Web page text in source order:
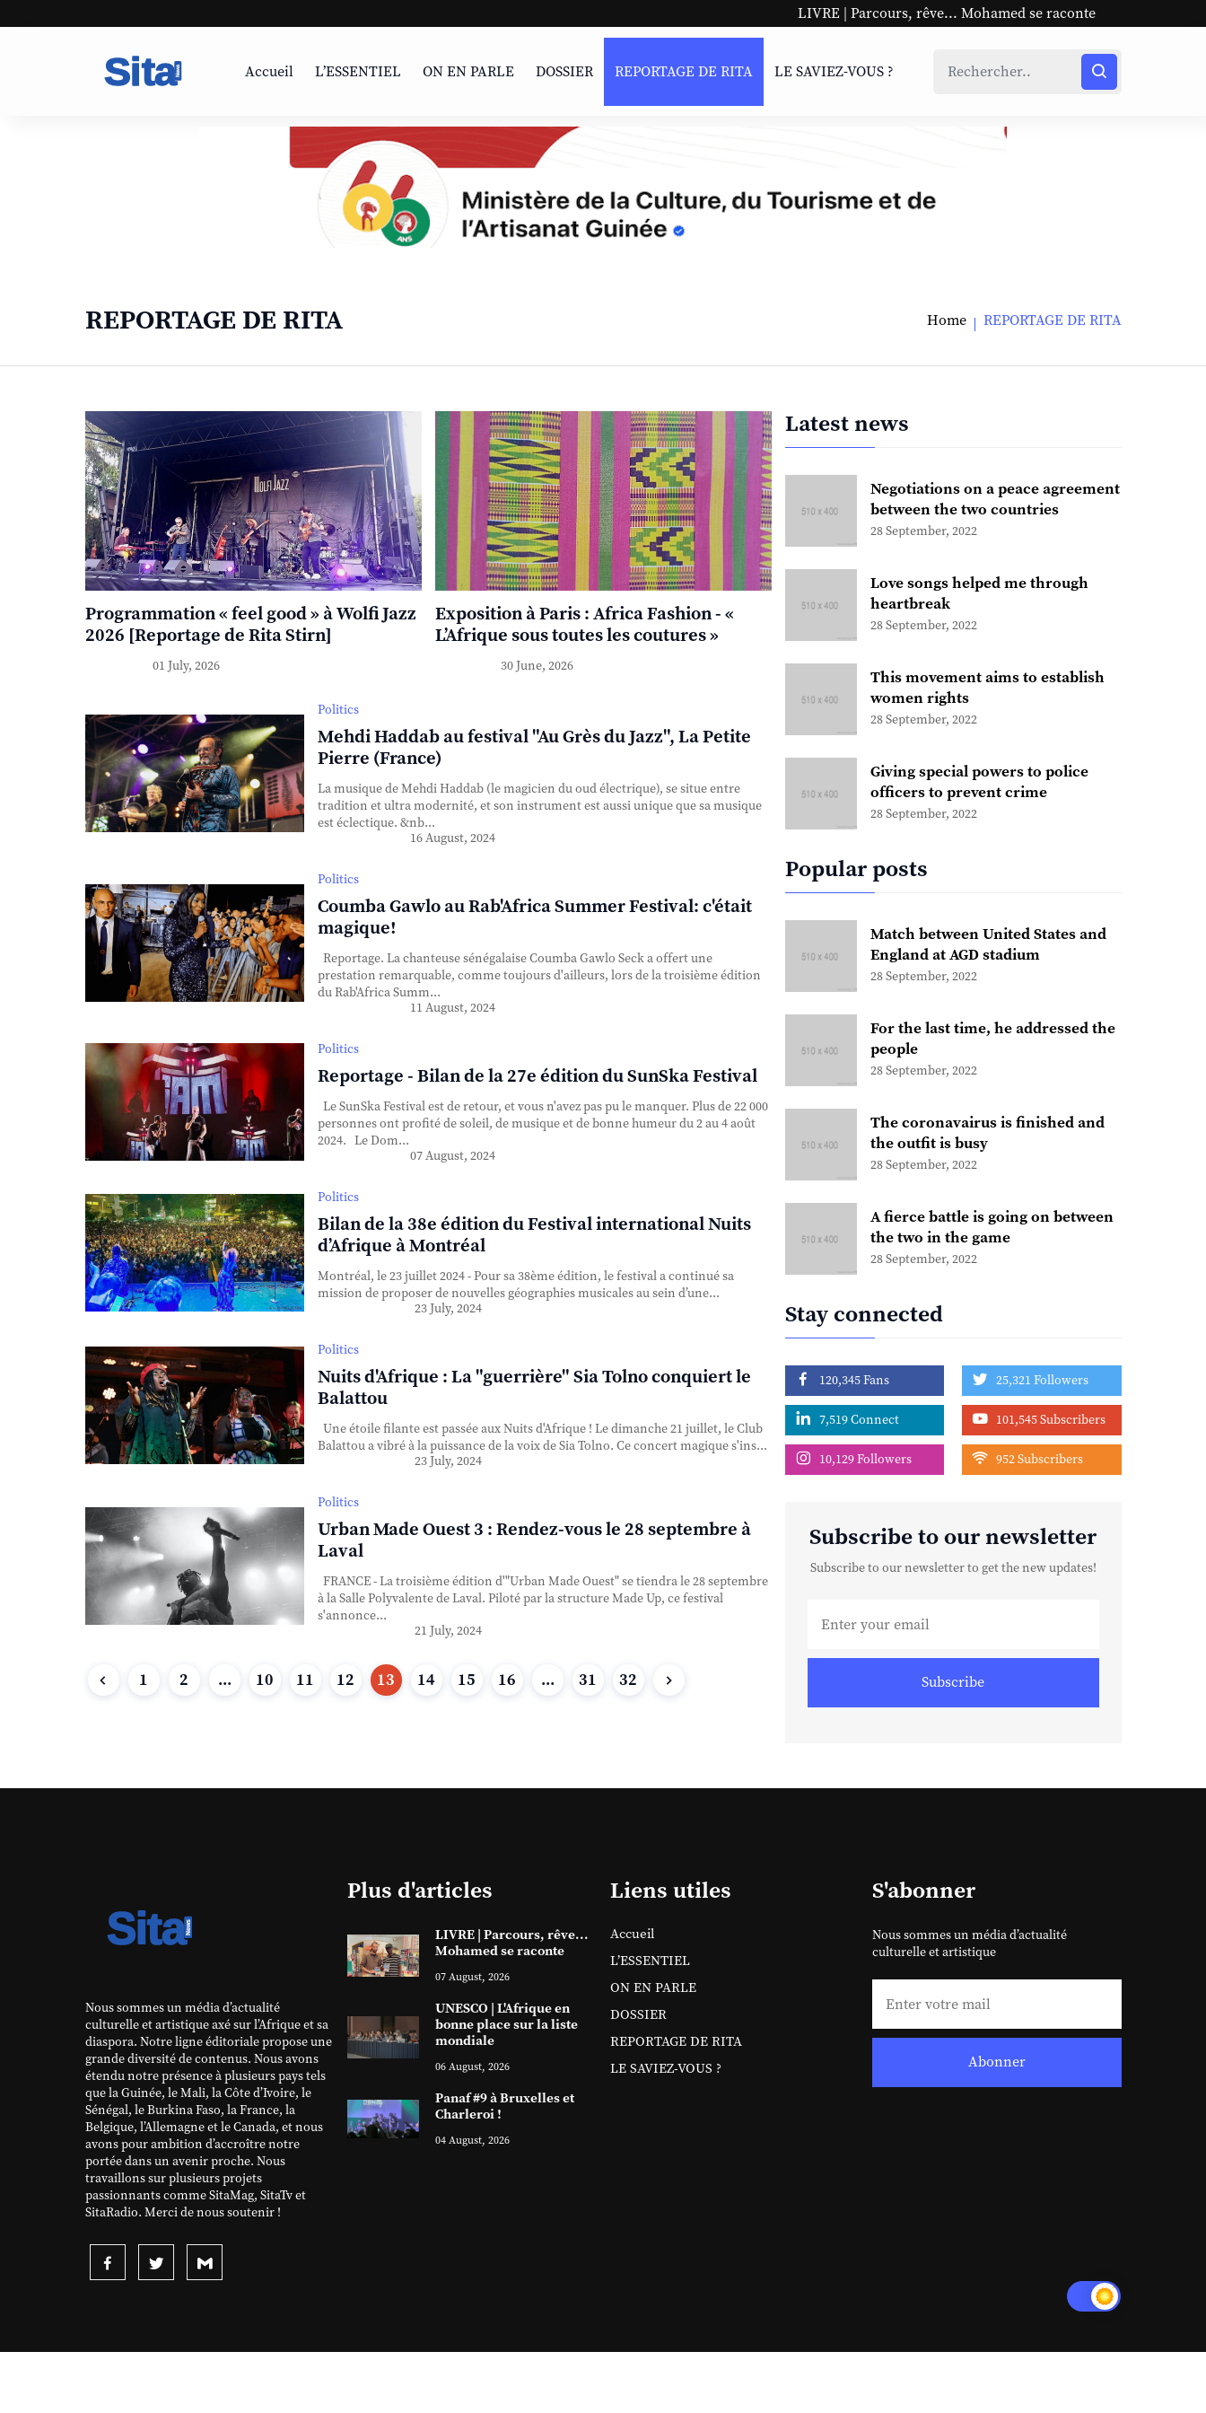
LIVRE | Parcours, rêve... Mohamed se raconte UNESCO |
Accueil L’ESSENTIEL ON EN PARLE DOSSIER REPORTAGE DE RITA LE SAVIEZ-VOUS ?
REPORTAGE DE RITA Home REPORTAGE DE RITA
Programmation « feel good » à Wolfi Jazz
2026 [Reportage de Rita Stirn]
01 July, 2026
Exposition à Paris : Africa Fashion - «
L’Afrique sous toutes les coutures »
30 June, 2026
Politics
Mehdi Haddab au festival "Au Grès du Jazz", La Petite
Pierre (France)
La musique de Mehdi Haddab (le magicien du oud électrique), se situe entre
tradition et ultra modernité, et son instrument est aussi unique que sa musique
est éclectique. &nb...
16 August, 2024
Politics
Coumba Gawlo au Rab'Africa Summer Festival: c'était
magique!
Reportage. La chanteuse sénégalaise Coumba Gawlo Seck a offert une
prestation remarquable, comme toujours d'ailleurs, lors de la troisième édition
du Rab'Africa Summ...
11 August, 2024
Politics
Reportage - Bilan de la 27e édition du SunSka Festival
Le SunSka Festival est de retour, et vous n'avez pas pu le manquer. Plus de 22 000
personnes ont profité de soleil, de musique et de bonne humeur du 2 au 4 août
2024. Le Dom...
07 August, 2024
Politics
Bilan de la 38e édition du Festival international Nuits
d’Afrique à Montréal
Montréal, le 23 juillet 2024 - Pour sa 38ème édition, le festival a continué sa
mission de proposer de nouvelles géographies musicales au sein d’une...
23 July, 2024
Politics
Nuits d'Afrique : La "guerrière" Sia Tolno conquiert le
Balattou
Une étoile filante est passée aux Nuits d'Afrique ! Le dimanche 21 juillet, le Club
Balattou a vibré à la puissance de la voix de Sia Tolno. Ce concert magique s'ins...
23 July, 2024
Politics
Urban Made Ouest 3 : Rendez-vous le 28 septembre à
Laval
FRANCE - La troisième édition d'"Urban Made Ouest" se tiendra le 28 septembre
à la Salle Polyvalente de Laval. Piloté par la structure Made Up, ce festival
s'annonce...
21 July, 2024
1 2 ... 10 11 12 13 14 15 16 ... 31 32
Latest news
Negotiations on a peace agreement
between the two countries
28 September, 2022
Love songs helped me through
heartbreak
28 September, 2022
This movement aims to establish
women rights
28 September, 2022
Giving special powers to police
officers to prevent crime
28 September, 2022
Popular posts
Match between United States and
England at AGD stadium
28 September, 2022
For the last time, he addressed the
people
28 September, 2022
The coronavairus is finished and
the outfit is busy
28 September, 2022
A fierce battle is going on between
the two in the game
28 September, 2022
Stay connected
120,345 Fans 25,321 Followers
7,519 Connect 101,545 Subscribers
10,129 Followers 952 Subscribers
Subscribe to our newsletter
Subscribe to our newsletter to get the new updates!
Subscribe
Nous sommes un média d’actualité
culturelle et artistique axé sur l’Afrique et sa
diaspora. Notre ligne éditoriale propose une
grande diversité de contenus. Nous avons
étendu notre présence à plusieurs pays tels
que la Guinée, le Mali, la Côte d’Ivoire, le
Sénégal, le Burkina Faso, la France, la
Belgique, l’Allemagne et le Canada, et nous
avons pour ambition d’accroître notre
portée dans un avenir proche. Nous
travaillons sur plusieurs projets
passionnants comme SitaMag, SitaTv et
SitaRadio. Merci de nous soutenir !
Plus d'articles
LIVRE | Parcours, rêve...
Mohamed se raconte
07 August, 2026
UNESCO | L'Afrique en
bonne place sur la liste
mondiale
06 August, 2026
Panaf #9 à Bruxelles et
Charleroi !
04 August, 2026
Liens utiles
Accueil
L’ESSENTIEL
ON EN PARLE
DOSSIER
REPORTAGE DE RITA
LE SAVIEZ-VOUS ?
S'abonner
Nous sommes un média d’actualité
culturelle et artistique
Abonner